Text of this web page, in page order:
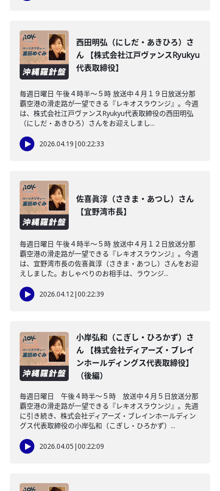
西田明弘（にしだ・あきひろ）さ
ん 【株式会社江戸ヴァンスRyukyu
代表取締役】
毎週日曜日 午後４時半～５時 放送中４月１９日放送分那
覇空港の滑走路が一望できる『レキオスラウンジ』。今週
は、株式会社江戸ヴァンスRyukyu代表取締役の西田明弘
（にしだ・あきひろ）さんをお迎えしまし...
2026.04.19 |00:22:33
佐喜眞淳（さきま・あつし）さん
【宜野湾市長】
毎週日曜日 午後４時半～５時 放送中４月１２日放送分那
覇空港の滑走路が一望できる『レキオスラウンジ』。今週
は、宜野湾市長の佐喜眞淳（さきま・あつし）さんをお迎
えしました。おしゃべりのお相手は、ラウンジ...
2026.04.12|00:22:39
小岸弘和（こぎし・ひろかず）さ
ん 【株式会社ディアーズ・ブレイ
ンホールディングス代表取締役】
（後編）
毎週日曜日 午後４時半～５時 放送中４月５日放送分那
覇空港の滑走路が一望できる『レキオスラウンジ』。先週
に引き続き、株式会社ディアーズ・ブレインホールディン
グス代表取締役の小岸弘和（こぎし・ひろかず）...
2026.04.05 |00:22:09